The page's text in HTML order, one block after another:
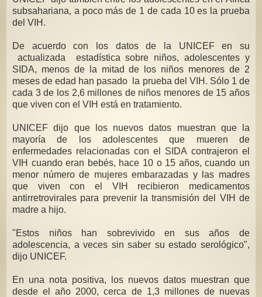
subsahariana, a poco más de 1 de cada 10 es la prueba
del VIH.
De acuerdo con los datos de la UNICEF en su
actualizada estadística sobre niños, adolescentes y
SIDA, menos de la mitad de los niños menores de 2
meses de edad han pasado la prueba del VIH. Sólo 1 de
cada 3 de los 2,6 millones de niños menores de 15 años
que viven con el VIH está en tratamiento.
UNICEF dijo que los nuevos datos muestran que la
mayoría de los adolescentes que mueren de
enfermedades relacionadas con el SIDA contrajeron el
VIH cuando eran bebés, hace 10 o 15 años, cuando un
menor número de mujeres embarazadas y las madres
que viven con el VIH recibieron medicamentos
antirretrovirales para prevenir la transmisión del VIH de
madre a hijo.
"Estos niños han sobrevivido en sus años de
adolescencia, a veces sin saber su estado serológico",
dijo UNICEF.
En una nota positiva, los nuevos datos muestran que
desde el año 2000, cerca de 1,3 millones de nuevas